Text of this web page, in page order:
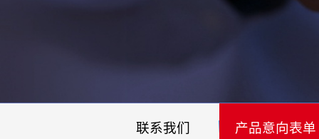
联系我们 产品意向表单